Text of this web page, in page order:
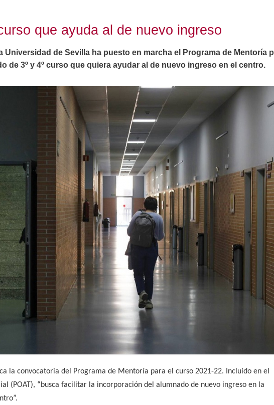
que ayuda al de nuevo ingreso
Universidad de Sevilla ha puesto en marcha el Programa de Mentoría
de 3º y 4º curso que quiera ayudar al de nuevo ingreso en el centro.
la convocatoria del Programa de Mentoría para el curso 2021-22. Incluido en el
(POAT), “busca facilitar la incorporación del alumnado de nuevo ingreso en la